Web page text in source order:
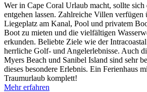
Wer in Cape Coral Urlaub macht, sollte
entgehen lassen. Zahlreiche Villen verfügen
Liegeplatz am Kanal, Pool und privatem
Boot zu mieten und die vielfältigen
erkunden. Beliebte Ziele wie der
herrliche Golf- und Angelerlebnisse. Auch
Myers Beach und Sanibel Island sind sehr
dieses besondere Erlebnis. Ein Ferienhaus
Traumurlaub komplett!
Mehr erfahren